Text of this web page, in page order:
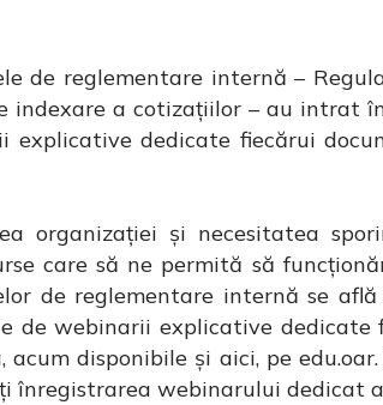
de reglementare internă –
indexare a cotizațiilor – au intrat
explicative dedicate fiecărui
organizației și necesitatea
care să ne permită să
de reglementare internă se
de webinarii explicative
disponibile și aici, pe
înregistrarea webinarului dedicat